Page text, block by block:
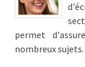
permet
nombreux sujets.